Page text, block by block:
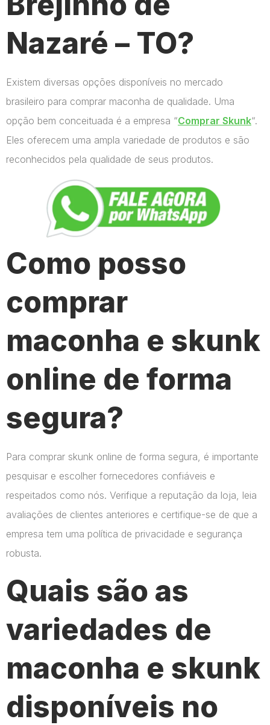
Nazaré – TO?
Existem diversas opções disponíveis no mercado
brasileiro para comprar maconha de qualidade. Uma
opção bem conceituada é a empresa “Comprar Skunk“.
Eles oferecem uma ampla variedade de produtos e são
reconhecidos pela qualidade de seus produtos.
Como posso
comprar
maconha e skunk
online de forma
segura?
Para comprar skunk online de forma segura, é importante
pesquisar e escolher fornecedores confiáveis e
respeitados como nós. Verifique a reputação da loja, leia
avaliações de clientes anteriores e certifique-se de que a
empresa tem uma política de privacidade e segurança
robusta.
Quais são as
variedades de
maconha e skunk
disponíveis no